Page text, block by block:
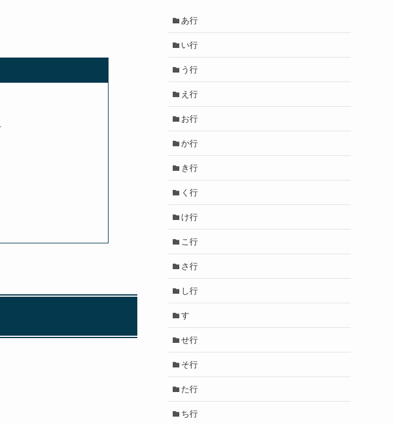
あ行
い行
う行
え行
お行
か行
き行
く行
け行
こ行
さ行
し行
す
せ行
そ行
た行
ち行